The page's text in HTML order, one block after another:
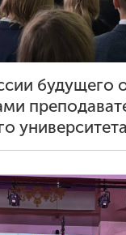
будущего
университета